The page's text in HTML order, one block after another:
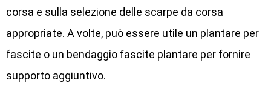
corsa e sulla selezione delle scarpe da corsa
appropriate. A volte, può essere utile un plantare per
fascite o un bendaggio fascite plantare per fornire
supporto aggiuntivo.